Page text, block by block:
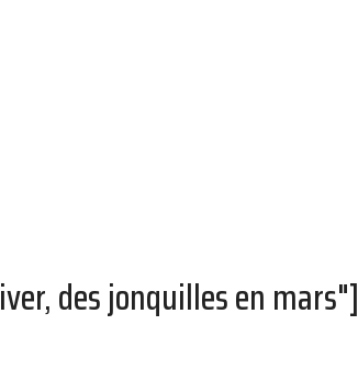
des jonquilles en mars"]